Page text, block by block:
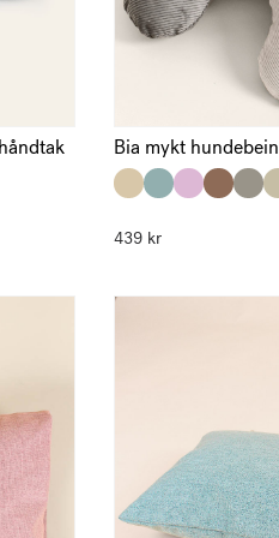
Bia mykt hundebein
439 kr